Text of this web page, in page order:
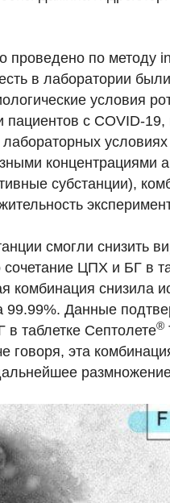
проведено по методу
есть в лаборатории
условия
пациентов с COVID-
субстанции),
смогли снизить
сочетание ЦПХ и БГ в
комбинация снизила
99.99%. Данные
таблетке Септолете®
говоря, эта